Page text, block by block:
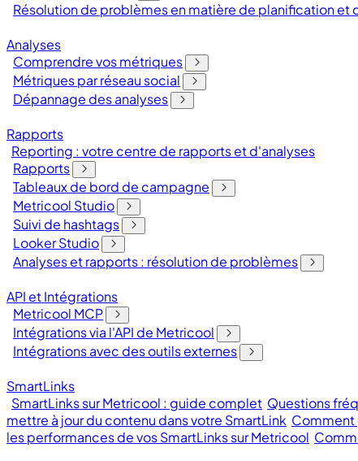
Résolution de problèmes en matière de planification et
Analyses
Comprendre vos métriques
Métriques par réseau social
Dépannage des analyses
Rapports
Reporting : votre centre de rapports et d'analyses
Rapports
Tableaux de bord de campagne
Metricool Studio
Suivi de hashtags
Looker Studio
Analyses et rapports : résolution de problèmes
API et Intégrations
Metricool MCP
Intégrations via l'API de Metricool
Intégrations avec des outils externes
SmartLinks
SmartLinks sur Metricool : guide complet Questions
mettre à jour du contenu dans votre SmartLink Comment
les performances de vos SmartLinks sur Metricool